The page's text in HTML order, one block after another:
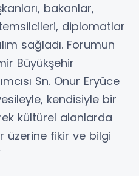
bakanlar,
diplomatlar
sağladı. Forumun
Büyükşehir
Sn. Onur Eryüce
kendisiyle bir
kültürel alanlarda
üzerine fikir ve bilgi